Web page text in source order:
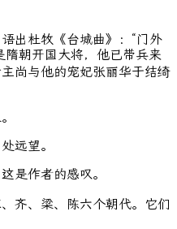
出杜牧《台城曲》：“门外
隋朝开国大将，他已带兵来
尚与他的宠妃张丽华于结绮
远望。
是作者的感叹。
齐、梁、陈六个朝代。它们